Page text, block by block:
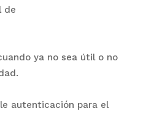
de
ya no sea útil o no
autenticación para el